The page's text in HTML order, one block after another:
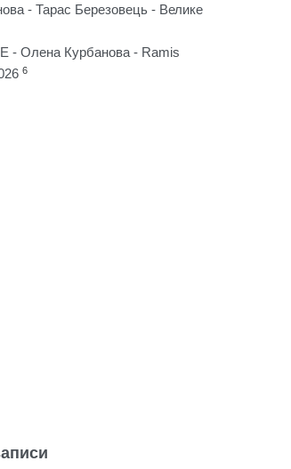
- Тарас Березовець - Велике
- Олена Курбанова - Ramis
6